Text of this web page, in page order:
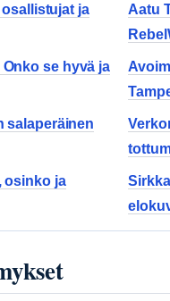
ja
Aatu
se hyvä ja
salaperäinen
osinko ja